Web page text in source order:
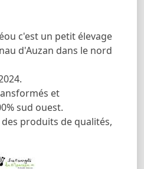
c'est un petit élevage
d'Auzan dans le nord
et
sud ouest.
produits de qualités,